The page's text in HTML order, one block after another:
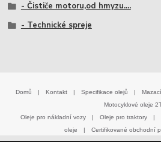
- Čističe motoru,od hmyzu....
- Technické spreje
Domů Kontakt Specifikace olejů
Motocyklové oleje
Oleje pro nákladní vozy
Oleje pro traktory
oleje
Certifikované obchodní